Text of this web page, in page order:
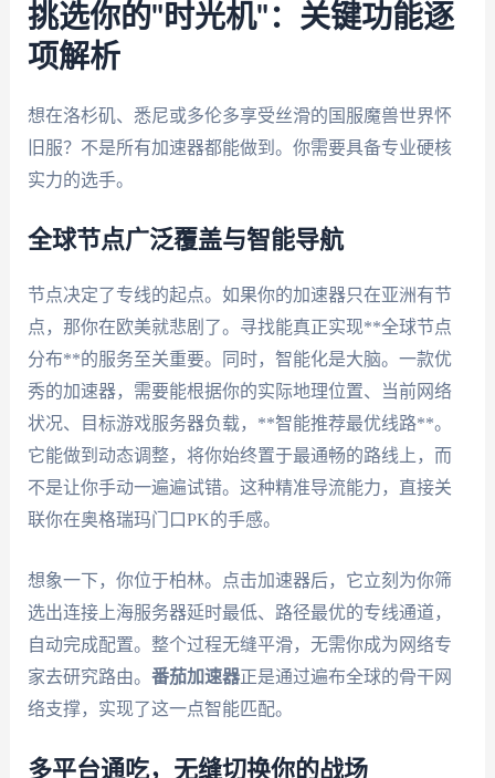
挑选你的"时光机"：关键功能逐
项解析
想在洛杉矶、悉尼或多伦多享受丝滑的国服魔兽世界怀
旧服？不是所有加速器都能做到。你需要具备专业硬核
实力的选手。
全球节点广泛覆盖与智能导航
节点决定了专线的起点。如果你的加速器只在亚洲有节
点，那你在欧美就悲剧了。寻找能真正实现**全球节点
分布**的服务至关重要。同时，智能化是大脑。一款优
秀的加速器，需要能根据你的实际地理位置、当前网络
状况、目标游戏服务器负载，**智能推荐最优线路**。
它能做到动态调整，将你始终置于最通畅的路线上，而
不是让你手动一遍遍试错。这种精准导流能力，直接关
联你在奥格瑞玛门口PK的手感。
想象一下，你位于柏林。点击加速器后，它立刻为你筛
选出连接上海服务器延时最低、路径最优的专线通道，
自动完成配置。整个过程无缝平滑，无需你成为网络专
家去研究路由。 番茄加速器正是通过遍布全球的骨干网
络支撑，实现了这一点智能匹配。
多平台通吃，无缝切换你的战场